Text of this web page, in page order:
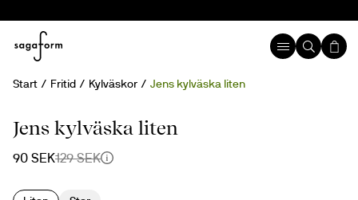
Start Fritid Kylväskor Jens kylväska liten
Jens kylväska liten
90 SEK129 SEK